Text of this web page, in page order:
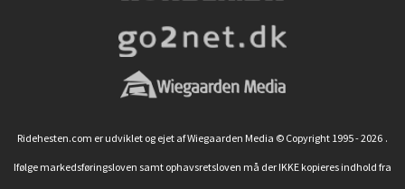
Ridehesten.com er udviklet og ejet af Wiegaarden Media © Copyright 1995 - 2026 .
Ifølge markedsføringsloven samt ophavsretsloven må der IKKE kopieres indhold fra